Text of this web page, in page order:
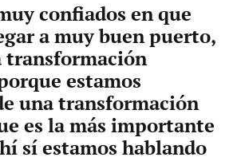
confiados en que
a muy buen puerto,
transformación
estamos
una transformación
es la más importante
sí estamos hablando